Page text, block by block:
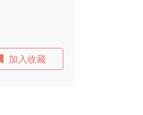
加入收藏